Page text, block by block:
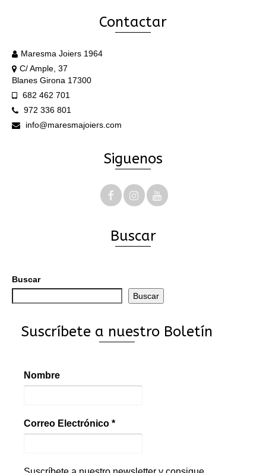
Contactar
Maresma Joiers 1964
C/ Ample, 37
Blanes Girona 17300
682 462 701
972 336 801
info@maresmajoiers.com
Siguenos
Buscar
Buscar
Buscar
Suscríbete a nuestro Boletín
Nombre
Correo Electrónico *